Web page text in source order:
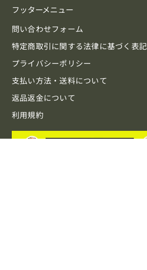
フッターメニュー
問い合わせフォーム
特定商取引に関する法律に基づく表記
プライバシーポリシー
支払い方法・送料について
返品返金について
利用規約